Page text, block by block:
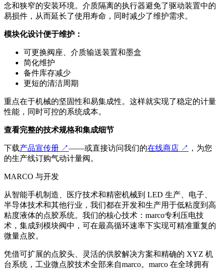
念和狭窄的安装环境。介质隔离的执行器避免了驱动装置中的
易损件，从而延长了使用寿命，同时减少了维护需求。
模块化设计便于维护：
可更换阀座、介质输送装置和墨盒
简化维护
备件库存减少
更短的清洁周期
重点在于机械的坚固性和易集成性。这样就实现了稳定的计量
性能，同时可控的系统成本。
查看完整的技术规格和集成细节
下载产品宣传册 ↗——或直接访问我们的在线商店 ↗ ，为您
的生产线订购气动计量阀。
MARCO 与开发
从智能手机制造、医疗技术和精密机械到 LED 生产、电子、
半导体技术和其他行业，我们都在开发和生产用于低粘度到高
粘度液体的点胶系统。我们的核心技术：marco专利压电技
术，集成到模块阀中，可在最高循环速率下实现可精准重复的
微量点胶。
凭借可扩展的点胶头、灵活的供胶解决方案和精确的 XYZ 机
台系统，工业微点胶技术全部来自marco。marco 在全球拥有